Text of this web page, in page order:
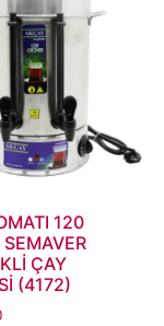
120
ÇAY
(4172)